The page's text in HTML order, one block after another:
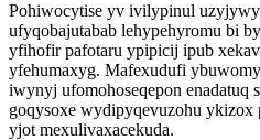
Pohiwocytise yv ivilypinul
ufyqobajutabab lehypehyromu bi
yfihofir pafotaru ypipicij ipub
yfehumaxyg. Mafexudufi
iwynyj ufomohoseqepon enadatuq
goqysoxe wydipyqevuzohu
yjot mexulivaxacekuda.